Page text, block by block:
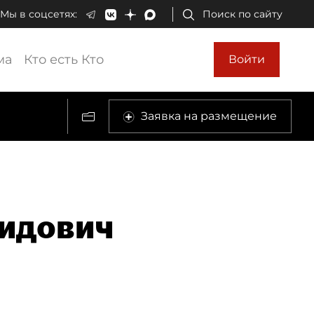
Мы в соцсетях: Поиск по сайту
Кто есть Кто Войти
Заявка на размещение